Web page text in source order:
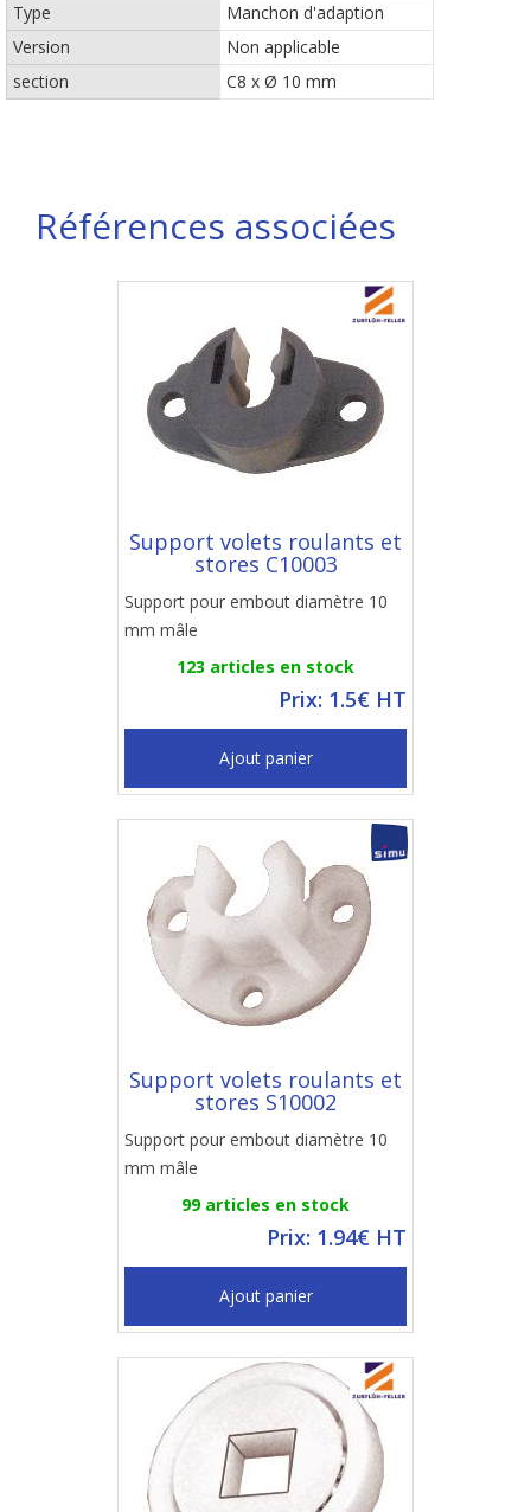
Type
Manchon d'adaption
Version
Non applicable
section
C8 x Ø 10 mm
Références associées
Support volets roulants et
stores C10003
Support pour embout diamètre 10
mm mâle
123 articles en stock
Prix: 1.5€ HT
Ajout panier
Support volets roulants et
stores S10002
Support pour embout diamètre 10
mm mâle
99 articles en stock
Prix: 1.94€ HT
Ajout panier